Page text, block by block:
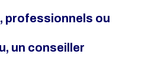
professionnels ou
un conseiller